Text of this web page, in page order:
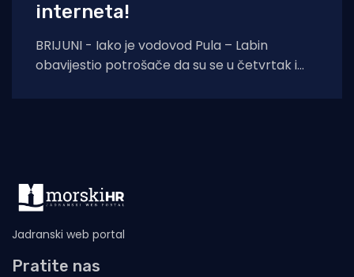
interneta!
BRIJUNI - Iako je vodovod Pula – Labin
obavijestio potrošače da su se u četvrtak i
Jadranski web portal
Pratite nas